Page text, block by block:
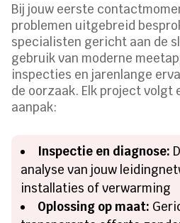
Bij jouw eerste
problemen uitgebreid
specialisten gericht aan de
gebruik van moderne
inspecties en jarenlange
de oorzaak. Elk project volgt
aanpak:
Inspectie en diagnose:
analyse van jouw
installaties of verwarming
Oplossing op maat: